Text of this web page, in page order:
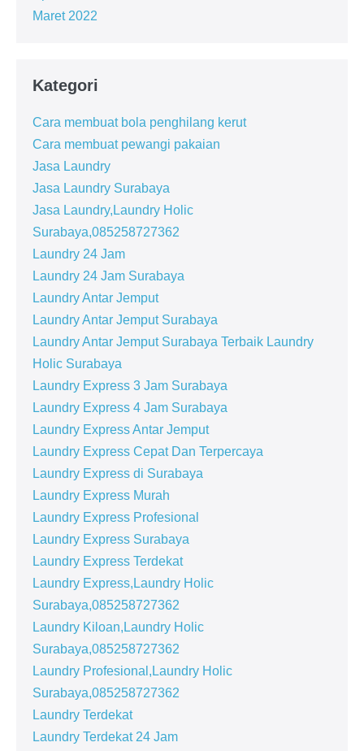
Maret 2022
Kategori
Cara membuat bola penghilang kerut
Cara membuat pewangi pakaian
Jasa Laundry
Jasa Laundry Surabaya
Jasa Laundry,Laundry Holic
Surabaya,085258727362
Laundry 24 Jam
Laundry 24 Jam Surabaya
Laundry Antar Jemput
Laundry Antar Jemput Surabaya
Laundry Antar Jemput Surabaya Terbaik Laundry
Holic Surabaya
Laundry Express 3 Jam Surabaya
Laundry Express 4 Jam Surabaya
Laundry Express Antar Jemput
Laundry Express Cepat Dan Terpercaya
Laundry Express di Surabaya
Laundry Express Murah
Laundry Express Profesional
Laundry Express Surabaya
Laundry Express Terdekat
Laundry Express,Laundry Holic
Surabaya,085258727362
Laundry Kiloan,Laundry Holic
Surabaya,085258727362
Laundry Profesional,Laundry Holic
Surabaya,085258727362
Laundry Terdekat
Laundry Terdekat 24 Jam